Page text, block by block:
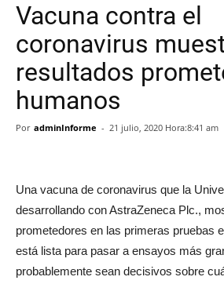
Vacuna contra el
coronavirus
resultados
humanos
Por adminInforme - 21 julio, 2020 Hora:8:41 am
Una vacuna de coronavirus que la
desarrollando con AstraZeneca Plc.,
prometedores en las primeras pruebas
está lista para pasar a ensayos más
probablemente sean decisivos sobre